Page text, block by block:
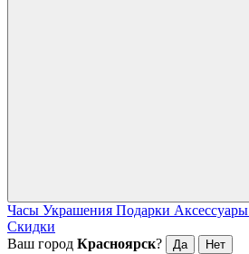
Часы Украшения Подарки Аксессуары
Скидки
Ваш город Красноярск? Да Нет